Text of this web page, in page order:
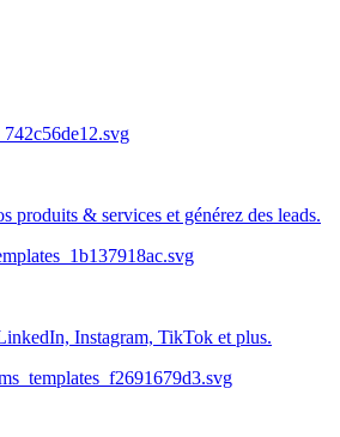
produits & services et générez des leads.
Instagram, TikTok et plus.